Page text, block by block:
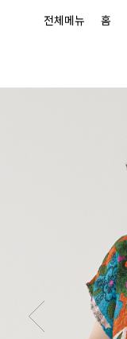
전체메뉴 홈